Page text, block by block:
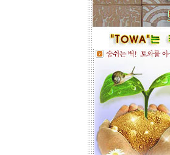
부조로 조각된 최고의 작품을 인
테리어 마감자재로 활용하여 집안품
격을 업그레이드해 보세요.